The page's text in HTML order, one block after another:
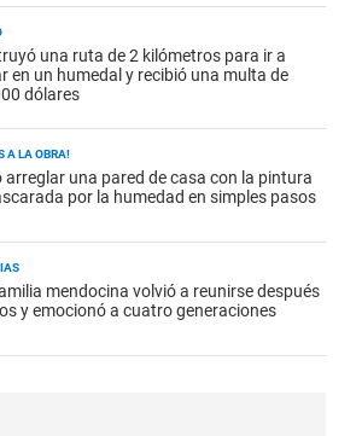
una ruta de 2 kilómetros para ir a
en un humedal y recibió una multa de
dólares
A LA OBRA!
arreglar una pared de casa con la pintura
por la humedad en simples pasos
mendocina volvió a reunirse después
y emocionó a cuatro generaciones